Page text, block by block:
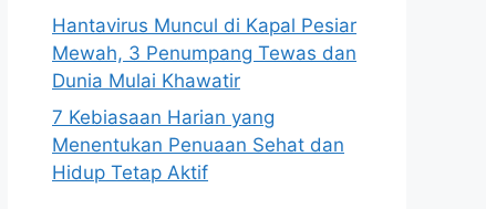
Hantavirus Muncul di Kapal Pesiar
Mewah, 3 Penumpang Tewas dan
Dunia Mulai Khawatir
7 Kebiasaan Harian yang
Menentukan Penuaan Sehat dan
Hidup Tetap Aktif